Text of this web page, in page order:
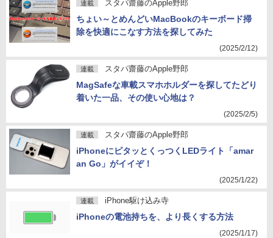
連載 スタパ齋藤のApple野郎
ちょい～とめんどいMacBookのキーボード掃
除を快適にこなす方法を探してみた
(2025/2/12)
連載 スタパ齋藤のApple野郎
MagSafeな車載スマホホルダーを探してたどり
着いた一品、その使い心地は？
(2025/2/5)
連載 スタパ齋藤のApple野郎
iPhoneにピタッとくっつくLEDライト「amar
an Go」がイイぞ！
(2025/1/22)
連載 iPhone駆け込み寺
iPhoneの電池持ちを、より長くする方法
(2025/1/17)